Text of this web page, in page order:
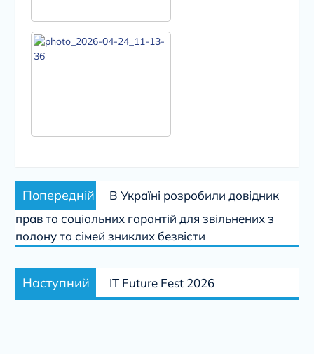
Навігація
записів
Попередній
запис:
В Україні розробили довідник
прав та соціальних гарантій для звільнених з
полону та сімей зниклих безвісти
Наступний
запис:
IT Future Fest 2026